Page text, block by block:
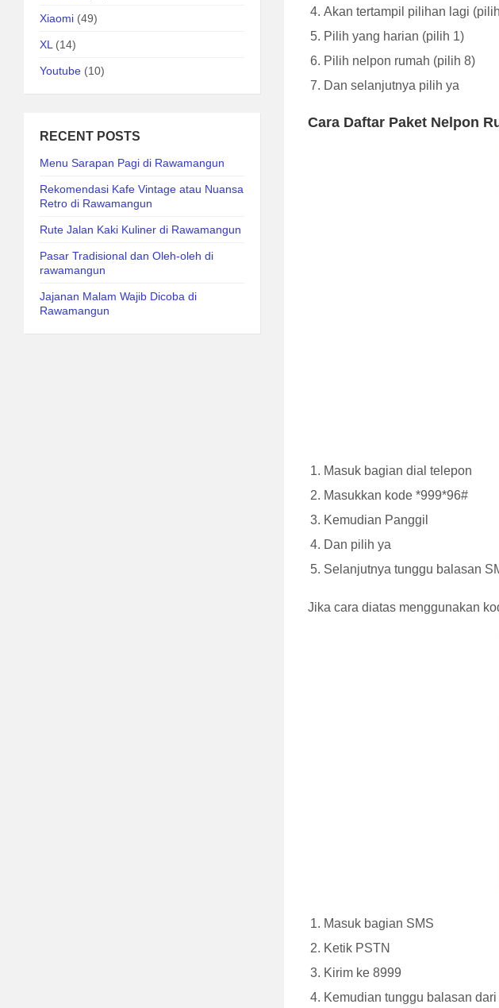
Akan tertampil pilihan lagi
Pilih yang harian (pilih 1)
Pilih nelpon rumah (pilih 8)
Dan selanjutnya pilih ya
Cara Daftar Paket Nelpon
Masuk bagian dial telepon
Masukkan kode *999*96#
Kemudian Panggil
Dan pilih ya
Selanjutnya tunggu balasan
Jika cara diatas menggunakan
Masuk bagian SMS
Ketik PSTN
Kirim ke 8999
Kemudian tunggu balasan
Xiaomi (49)
XL (14)
Youtube (10)
RECENT POSTS
Menu Sarapan Pagi di Rawamangun
Rekomendasi Kafe Vintage atau Nuansa
Retro di Rawamangun
Rute Jalan Kaki Kuliner di Rawamangun
Pasar Tradisional dan Oleh-oleh di
rawamangun
Jajanan Malam Wajib Dicoba di
Rawamangun